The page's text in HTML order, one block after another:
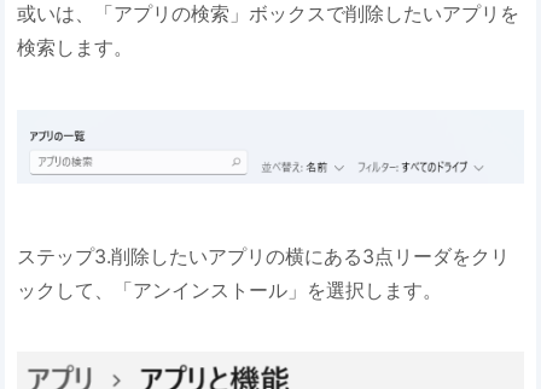
或いは、「アプリの検索」ボックスで削除したいアプリを
検索します。
ステップ3.削除したいアプリの横にある3点リーダをクリ
ックして、「アンインストール」を選択します。